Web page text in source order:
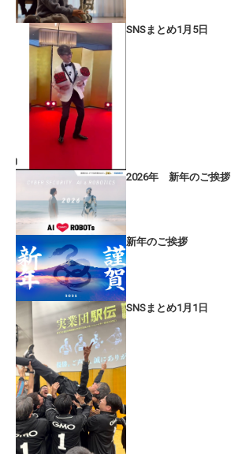
SNSまとめ1月5日
2026年 新年のご挨拶
新年のご挨拶
SNSまとめ1月1日